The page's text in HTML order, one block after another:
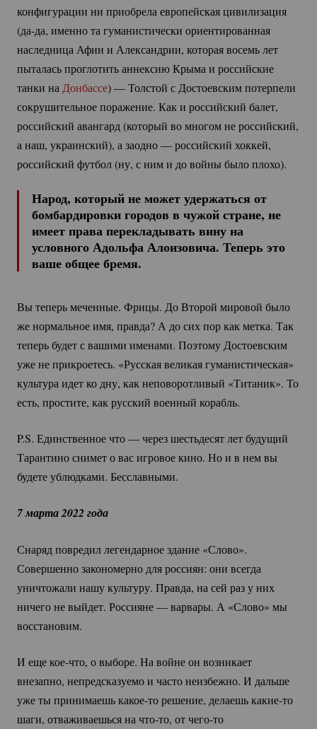
конфигурации ни приобрела европейская цивилизация
(да-да, именно та гуманистически ориентированная
наследница Афин и Александрии, которая восемь лет
пыталась проглотить аннексию Крыма и российские
танки на Донбассе) — Толстой с Достоевским потерпели
сокрушительное поражение. Как и российский балет,
российский авангард (который во многом не российский,
а наш, украинский), а заодно — российский хоккей,
российский футбол (ну, с ним и до войны было плохо).
Народ, который не может удержаться от
бомбардировки городов в чужой стране, не
имеет права перекладывать вину на
условного Адольфа Алоизовича. Теперь это
ваше общее бремя.
Вы теперь меченные. Фрицы. До Второй мировой было
же нормальное имя, правда? А до сих пор как метка. Так
теперь будет с вашими именами. Поэтому Достоевским
уже не прикроетесь. «Русская великая гуманистическая»
культура идет ко дну, как неповоротливый «Титаник». То
есть, простите, как русский военный корабль.
P.S. Единственное что — через шестьдесят лет будущий
Тарантино снимет о вас игровое кино. Но и в нем вы
будете ублюдками. Бесславными.
7 марта 2022 года
Снаряд повредил легендарное здание «Слово».
Совершенно закономерно для россиян: они всегда
уничтожали нашу культуру. Правда, на сей раз у них
ничего не выйдет. Россияне — варвары. А «Слово» мы
восстановим.
И ещекое-что, о выборе. На войне он возникает
внезапно, непредсказуемо и часто неизбежно. И дальше
уже ты принимаешькакое-торешение, делаешькакие-то
шаги, отваживаешься на что-то, отчего-то